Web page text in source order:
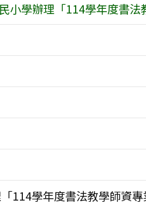
小學辦理「114學年度書法
114學年度書法教學師資